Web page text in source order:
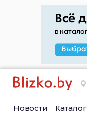
Новости Каталог